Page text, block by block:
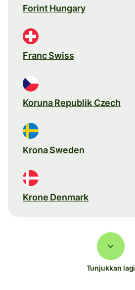
Forint Hungary
Franc Swiss
Koruna Republik Czech
Krona Sweden
Krone Denmark
Tunjukkan lagi